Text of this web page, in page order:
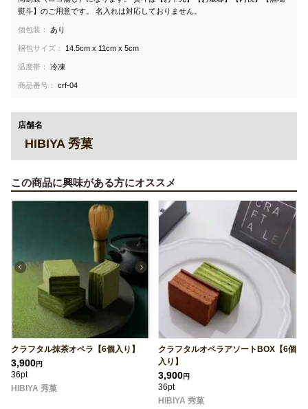
熨斗】のご用意です。 名入れは対応しておりません。
個包装： あり
梱包サイズ： 14.5cm x 11cm x 5cm
温度帯： 冷凍
商品番号： crf-04
店舗名
HIBIYA 秀菓
この商品に興味がある方にオススメ
クラフタル抹茶オペラ【6個入り】
3,900円
36pt
HIBIYA 秀菓
クラフタルオペラアソートBOX【6個
入り】
3,900円
36pt
HIBIYA 秀菓